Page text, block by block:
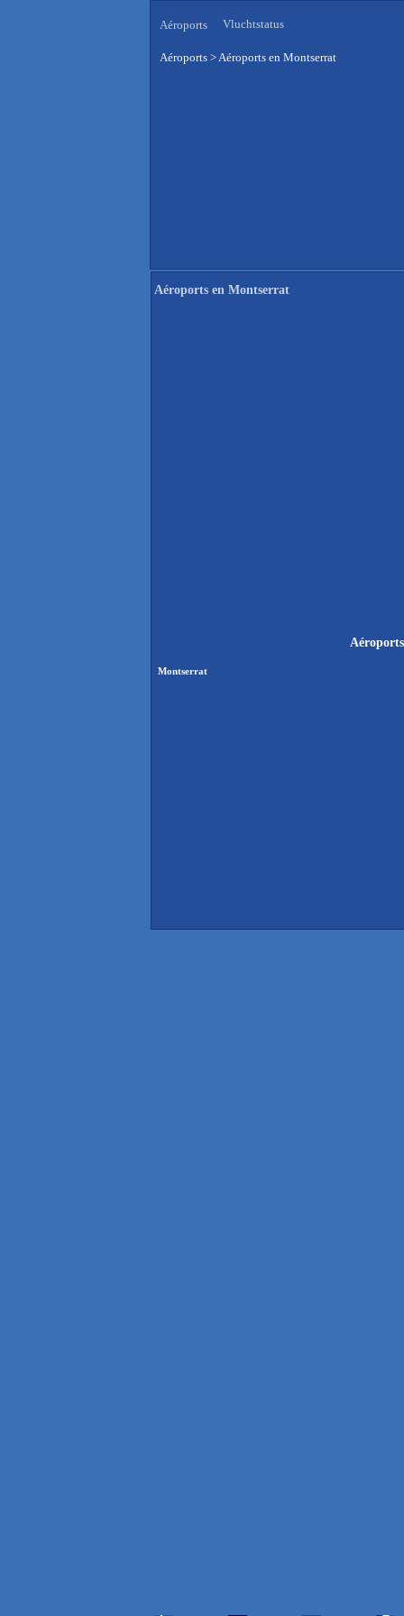
Aéroports Vluchtstatus
Aéroports >Aéroports en Montserrat
Aéroports en Montserrat
Montserrat